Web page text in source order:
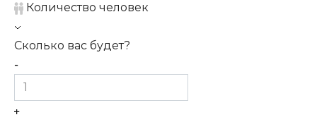
Количество человек
Сколько вас будет?